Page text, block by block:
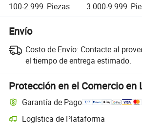
100-2.999 Piezas 3.000-9.999
Envío
Costo de Envío: Contacte al
el tiempo de entrega estimado.
Protección en el Comercio en
Garantía de Pago
Logística de Plataforma
Seguimiento de envíos más claro con